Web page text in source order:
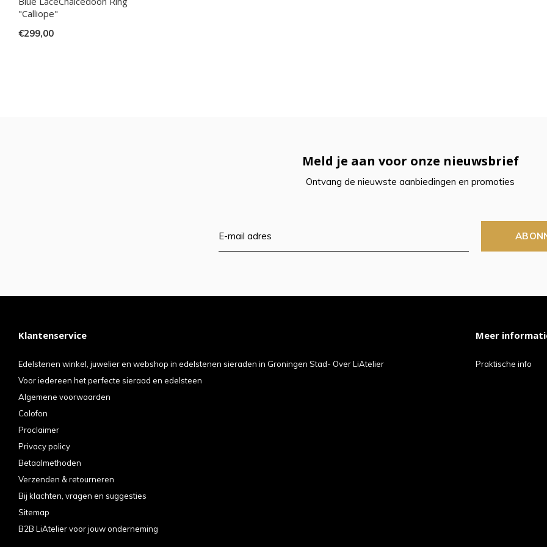
"Calliope"
€299,00
Meld je aan voor onze nieuwsbrief
Ontvang de nieuwste aanbiedingen en promoties
Klantenservice
Edelstenen winkel, juwelier en webshop in edelstenen sieraden in Groningen Stad- Over LiAtelier
Voor iedereen het perfecte sieraad en edelsteen
Algemene voorwaarden
Colofon
Proclaimer
Privacy policy
Betaalmethoden
Verzenden & retourneren
Bij klachten, vragen en suggesties
Sitemap
B2B LiAtelier voor jouw onderneming
Meer
Praktische info